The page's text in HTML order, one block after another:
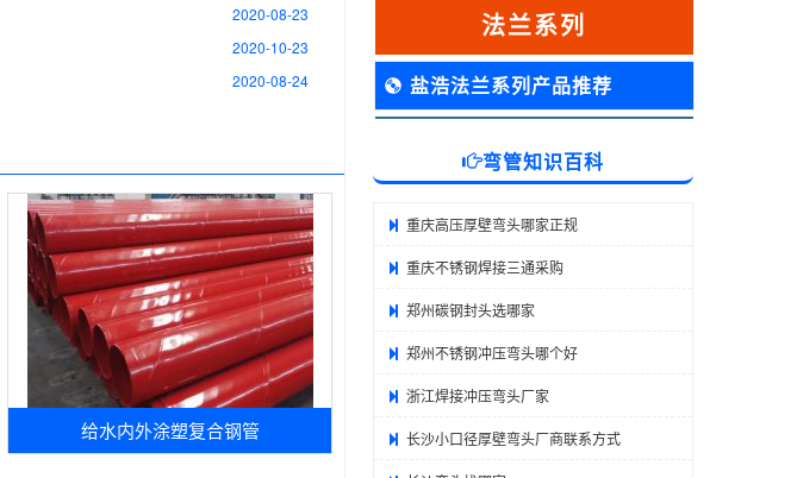
2020-08-23
2020-10-23
2020-08-24
给水内外涂塑复合钢管
法兰系列
盐浩法兰系列产品推荐
弯管知识百科
重庆高压厚壁弯头哪家正规
重庆不锈钢焊接三通采购
郑州碳钢封头选哪家
郑州不锈钢冲压弯头哪个好
浙江焊接冲压弯头厂家
长沙小口径厚壁弯头厂商联系方式